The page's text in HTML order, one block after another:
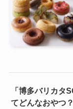
「博多バリカタ
てどんなおやつ